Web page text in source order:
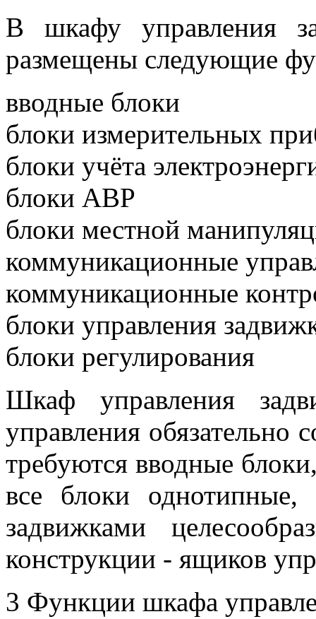
В шкафу управления
размещены следующие
вводные блоки
блоки измерительных
блоки учёта
блоки АВР
блоки местной
коммуникационные
коммуникационные
блоки управления
блоки регулирования
Шкаф управления
управления обязательно
требуются вводные
все блоки
задвижками
конструкции - ящиков
3 Функции шкафа